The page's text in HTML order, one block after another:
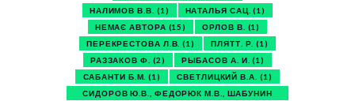
НАЛИМОВ В.В. (1) НАТАЛЬЯ САЦ. (1)
НЕМАЄ АВТОРА (15) ОРЛОВ В. (1)
ПЕРЕКРЕСТОВА Л.В. (1) ПЛЯТТ. Р. (1)
РАЗЗАКОВ Ф. (2) РЫБАСОВ А. И. (1)
САБАНТИ Б.М. (1) СВЕТЛИЦКИЙ В.А. (1)
СИДОРОВ Ю.В., ФЕДОРЮК М.В., ШАБУНИН